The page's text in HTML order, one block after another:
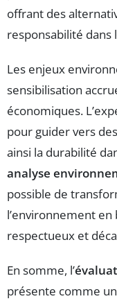
offrant des
responsabilité dans
Les enjeux
sensibilisation
économiques.
pour guider vers
ainsi la durabilité
analyse
possible de
l’environnement
respectueux et
En somme, l’
présente comme